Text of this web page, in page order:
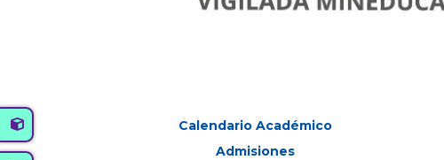
Calendario Académico
Admisiones